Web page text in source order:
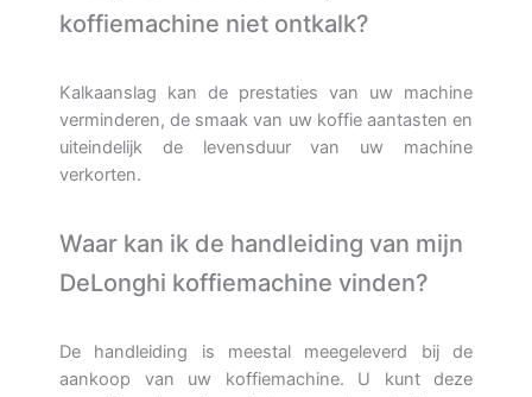
koffiemachine niet ontkalk?
Kalkaanslag kan de prestaties van uw machine
verminderen, de smaak van uw koffie aantasten en
uiteindelijk de levensduur van uw machine
verkorten.
Waar kan ik de handleiding van mijn
DeLonghi koffiemachine vinden?
De handleiding is meestal meegeleverd bij de
aankoop van uw koffiemachine. U kunt deze